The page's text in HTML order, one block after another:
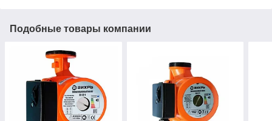
Подобные товары компании